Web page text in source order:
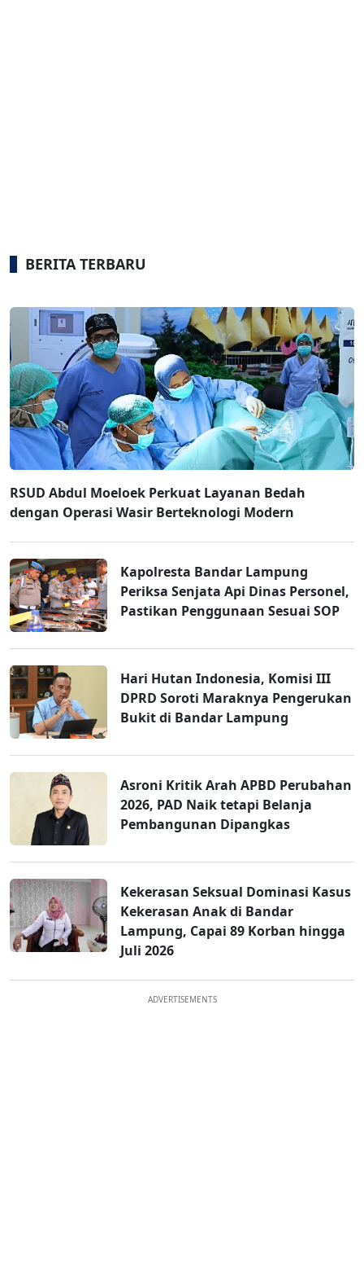
BERITA TERBARU
RSUD Abdul Moeloek Perkuat Layanan Bedah
dengan Operasi Wasir Berteknologi Modern
Kapolresta Bandar Lampung
Periksa Senjata Api Dinas Personel,
Pastikan Penggunaan Sesuai SOP
Hari Hutan Indonesia, Komisi III
DPRD Soroti Maraknya Pengerukan
Bukit di Bandar Lampung
Asroni Kritik Arah APBD Perubahan
2026, PAD Naik tetapi Belanja
Pembangunan Dipangkas
Kekerasan Seksual Dominasi Kasus
Kekerasan Anak di Bandar
Lampung, Capai 89 Korban hingga
Juli 2026
ADVERTISEMENTS